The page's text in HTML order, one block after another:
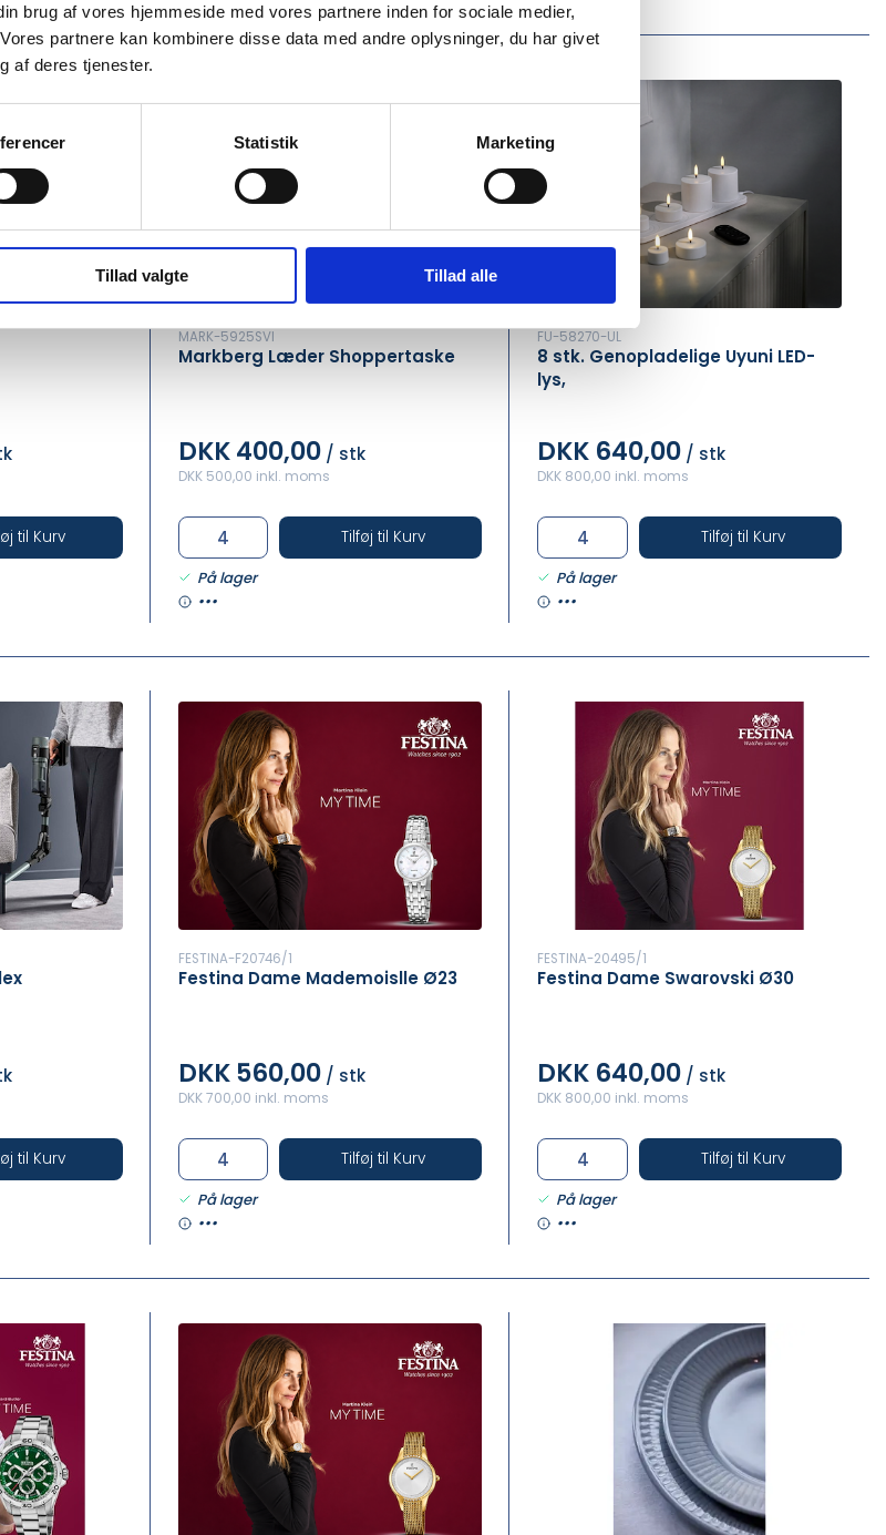
brug af vores hjemmeside med vores partnere inden for sociale medier,
partnere kan kombinere disse data med andre oplysninger, du har givet
af deres tjenester.
Statistik Marketing
Tillad valgte Tillad alle
til Kurv
MARK-5925SVI
Markberg Læder Shoppertaske
DKK 400,00 / stk
DKK 500,00 inkl. moms
Tilføj til Kurv
På lager
•••
FU-58270-UL
8 stk. Genopladelige Uyuni LED-
lys,
DKK 640,00 / stk
DKK 800,00 inkl. moms
Tilføj til Kurv
På lager
•••
til Kurv
FESTINA-F20746/1
Festina Dame Mademoislle Ø23
DKK 560,00 / stk
DKK 700,00 inkl. moms
Tilføj til Kurv
På lager
•••
FESTINA-20495/1
Festina Dame Swarovski Ø30
DKK 640,00 / stk
DKK 800,00 inkl. moms
Tilføj til Kurv
På lager
•••